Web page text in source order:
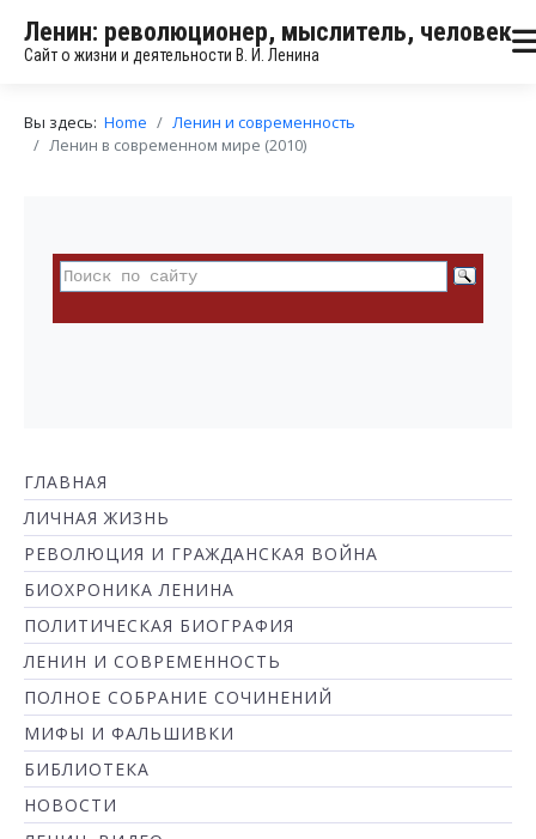
Ленин: революционер, мыслитель, человек
Сайт о жизни и деятельности В. И. Ленина
Вы здесь: Home
Ленин и современность
Ленин в современном мире (2010)
ГЛАВНАЯ
ЛИЧНАЯ ЖИЗНЬ
РЕВОЛЮЦИЯ И ГРАЖДАНСКАЯ ВОЙНА
БИОХРОНИКА ЛЕНИНА
ПОЛИТИЧЕСКАЯ БИОГРАФИЯ
ЛЕНИН И СОВРЕМЕННОСТЬ
ПОЛНОЕ СОБРАНИЕ СОЧИНЕНИЙ
МИФЫ И ФАЛЬШИВКИ
БИБЛИОТЕКА
НОВОСТИ